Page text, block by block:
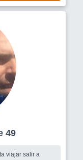
49
viajar salir a